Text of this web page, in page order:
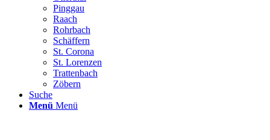
Pinggau
Raach
Rohrbach
Schäffern
St. Corona
St. Lorenzen
Trattenbach
Zöbern
Suche
Menü Menü